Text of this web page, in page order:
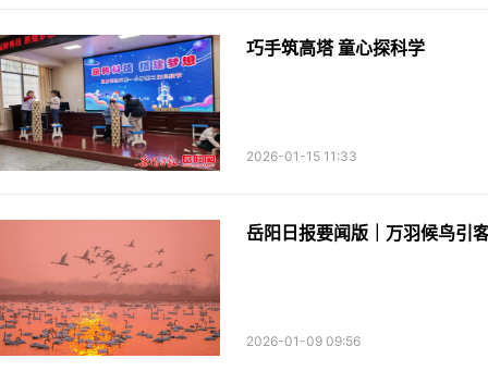
巧手筑高塔 童心探科学
2026-01-15 11:33
岳阳日报要闻版｜万羽候鸟
2026-01-09 09:56